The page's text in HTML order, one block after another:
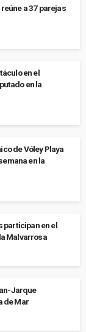
a 37 parejas
en el
en la
de Vóley Playa
en la
participan en el
Malvarrosa
Jarque
de Mar